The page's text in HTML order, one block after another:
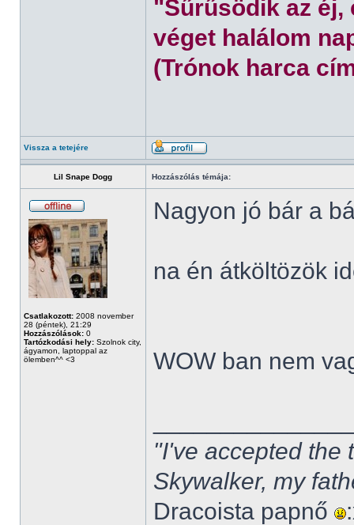
"Sűrűsödik az éj,
véget halálom
(Trónok harca
Vissza a tetejére
Lil Snape Dogg Hozzászólás témája:
Csatlakozott: 2008 november
28 (péntek), 21:29
Hozzászólások: 0
Tartózkodási hely: Szolnok city,
ágyamon, laptoppal az
ölemben^^ <3
Nagyon jó bár a
na én átköltözök
WOW ban nem
"I've accepted the
Skywalker, my
Dracoista papnő